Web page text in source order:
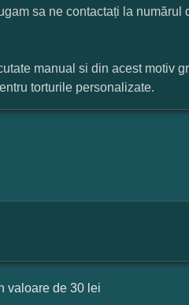
sa ne contactați la numărul
manual si din acest motiv
torturile personalizate.
valoare de 30 lei